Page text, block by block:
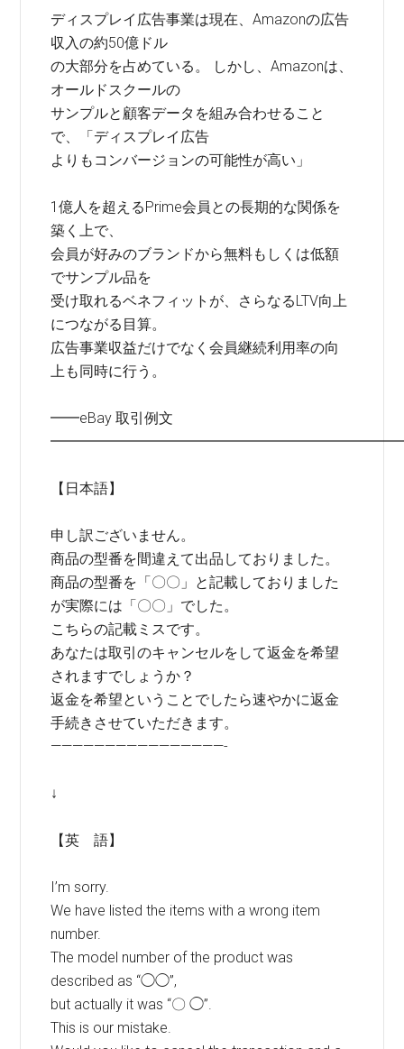
ディスプレイ広告事業は現在、Amazonの広告
収入の約50億ドル
の大部分を占めている。 しかし、Amazonは、
オールドスクールの
サンプルと顧客データを組み合わせること
で、「ディスプレイ広告
よりもコンバージョンの可能性が高い」
1億人を超えるPrime会員との長期的な関係を
築く上で、
会員が好みのブランドから無料もしくは低額
でサンプル品を
受け取れるベネフィットが、さらなるLTV向上
につながる目算。
広告事業収益だけでなく会員継続利用率の向
上も同時に行う。
━━eBay 取引例文
【日本語】
申し訳ございません。
商品の型番を間違えて出品しておりました。
商品の型番を「〇〇」と記載しておりました
が実際には「〇〇」でした。
こちらの記載ミスです。
あなたは取引のキャンセルをして返金を希望
されますでしょうか？
返金を希望ということでしたら速やかに返金
手続きさせていただきます。
————————————————-
↓
【英 語】
I’m sorry.
We have listed the items with a wrong item
number.
The model number of the product was
described as “◯◯”,
but actually it was “〇 ◯”.
This is our mistake.